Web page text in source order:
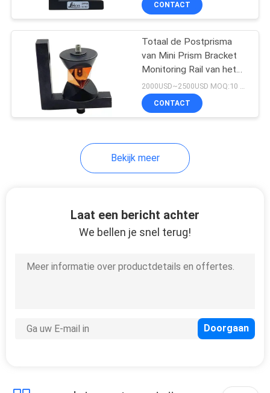
Tribrachadapter
Instrumentendriepoten
Postbatterijen
CONTACT
Totaal de Postprisma
van Mini Prism Bracket
Monitoring Rail van het
360 Graadonderzoek
2000USD~2500USD MOQ:10 stukken
CONTACT
Bekijk meer
Laat een bericht achter
We bellen je snel terug!